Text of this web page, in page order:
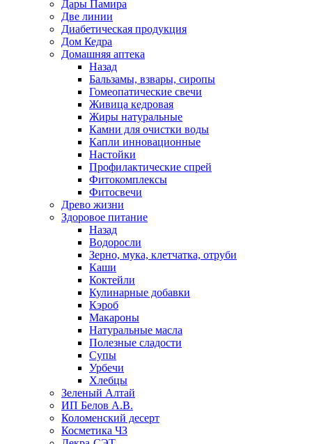
Дары Памира
Две линии
Диабетическая продукция
Дом Кедра
Домашняя аптека
Назад
Бальзамы, взвары, сиропы
Гомеопатические свечи
Живица кедровая
Жиры натуральные
Камни для очистки воды
Капли инновационные
Настойки
Профилактические спрей
Фитокомплексы
Фитосвечи
Древо жизни
Здоровое питание
Назад
Водоросли
Зерно, мука, клетчатка, отруби
Каши
Коктейли
Кулинарные добавки
Кэроб
Макароны
Натуральные масла
Полезные сладости
Супы
Урбечи
Хлебцы
Зеленый Алтай
ИП Белов А.В.
Коломенский десерт
Косметика ЧЗ